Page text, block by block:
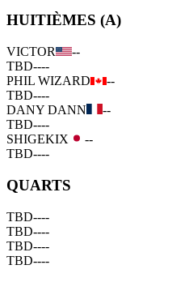
HUITIÈMES (A)
VICTOR
--
TBD----
PHIL WIZARD
--
TBD----
DANY DANN
--
TBD----
SHIGEKIX
--
TBD----
QUARTS
TBD----
TBD----
TBD----
TBD----